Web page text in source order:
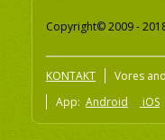
Copyright© 2009 -
KONTAKT Vores
App: Android iOS